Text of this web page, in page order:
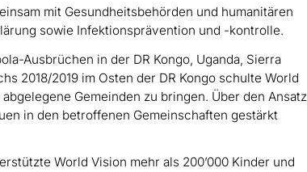
mit Gesundheitsbehörden und humanitären
sowie Infektionsprävention und -kontrolle.
Ausbrüchen in der DR Kongo, Uganda, Sierra
2018/2019 im Osten der DR Kongo schulte World
Gemeinden zu bringen. Über den Ansatz
in den betroffenen Gemeinschaften gestärkt
World Vision mehr als 200’000 Kinder und